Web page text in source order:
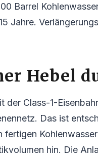
Barrel
Jahre.
Hebel
der Class-1-
Das ist
fertigen
hin. Die